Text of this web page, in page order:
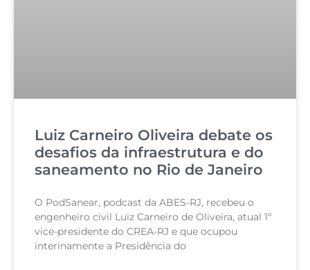
Luiz Carneiro Oliveira debate os
desafios da infraestrutura e do
saneamento no Rio de Janeiro
O PodSanear, podcast da ABES-RJ, recebeu o
engenheiro civil Luiz Carneiro de Oliveira, atual 1º
vice-presidente do CREA-RJ e que ocupou
interinamente a Presidência do